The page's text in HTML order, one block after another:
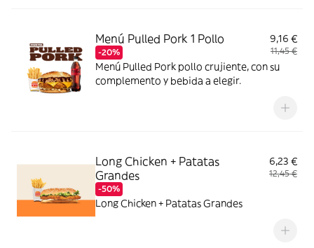
Menú Pulled Pork 1 Pollo
-20%
9,16 €
11,45 €
Menú Pulled Pork pollo crujiente, con su
complemento y bebida a elegir.
Long Chicken + Patatas
Grandes
-50%
6,23 €
12,45 €
Long Chicken + Patatas Grandes